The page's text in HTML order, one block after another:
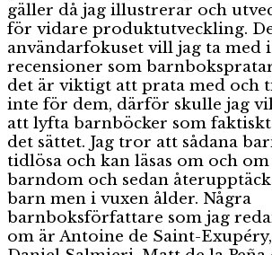
gäller då jag illustrerar och
för vidare produktutveckling.
användarfokuset vill jag ta med
recensioner som
det är viktigt att prata med och
inte för dem, därför skulle jag
att lyfta barnböcker som
det sättet. Jag tror att sådana
tidlösa och kan läsas om och
barndom och sedan
barn men i vuxen ålder. Några
barnboksförfattare som jag
om är Antoine de Saint-